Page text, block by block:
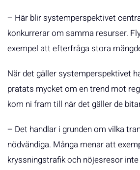
– Här blir systemperspektivet
konkurrerar om samma resurser.
exempel att efterfråga stora
När det gäller systemperspektivet
pratats mycket om en trend mot
kom ni fram till när det gäller de
– Det handlar i grunden om vilka
nödvändiga. Många menar att
kryssningstrafik och nöjesresor